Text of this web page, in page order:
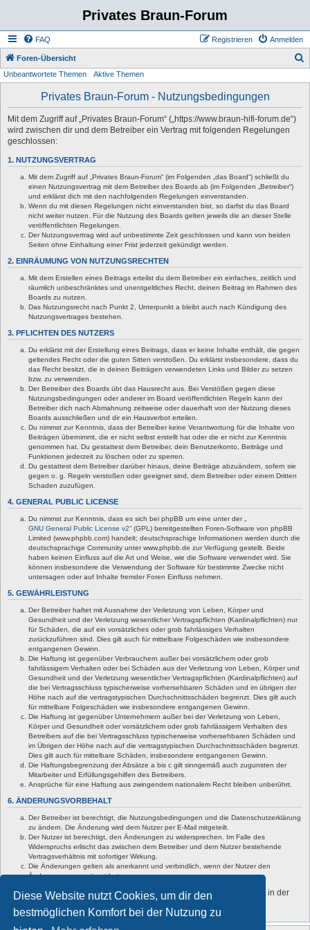
Diese Website nutzt Cookies, um dir den
bestmöglichen Komfort bei der Nutzung zu
Privates Braun-Forum
FAQ Anmelden
Registrieren
Foren-Übersicht
Unbeantwortete Themen Aktive Themen
Privates Braun-Forum - Nutzungsbedingungen
Mit dem Zugriff auf „Privates Braun-Forum“ („https://www.braun-hifi-forum.de“)
wird zwischen dir und dem Betreiber ein Vertrag mit folgenden Regelungen
geschlossen:
1. NUTZUNGSVERTRAG
Mit dem Zugriff auf „Privates Braun-Forum“ (im Folgenden „das Board“) schließt du
einen Nutzungsvertrag mit dem Betreiber des Boards ab (im Folgenden „Betreiber“)
und erklärst dich mit den nachfolgenden Regelungen einverstanden.
Wenn du mit diesen Regelungen nicht einverstanden bist, so darfst du das Board
nicht weiter nutzen. Für die Nutzung des Boards gelten jeweils die an dieser Stelle
veröffentlichten Regelungen.
Der Nutzungsvertrag wird auf unbestimmte Zeit geschlossen und kann von beiden
Seiten ohne Einhaltung einer Frist jederzeit gekündigt werden.
2. EINRÄUMUNG VON NUTZUNGSRECHTEN
Mit dem Erstellen eines Beitrags erteilst du dem Betreiber ein einfaches, zeitlich und
räumlich unbeschränktes und unentgeltliches Recht, deinen Beitrag im Rahmen des
Boards zu nutzen.
Das Nutzungsrecht nach Punkt 2, Unterpunkt a bleibt auch nach Kündigung des
Nutzungsvertrages bestehen.
3. PFLICHTEN DES NUTZERS
Du erklärst mit der Erstellung eines Beitrags, dass er keine Inhalte enthält, die gegen
geltendes Recht oder die guten Sitten verstoßen. Du erklärst insbesondere, dass du
das Recht besitzt, die in deinen Beiträgen verwendeten Links und Bilder zu setzen
bzw. zu verwenden.
Der Betreiber des Boards übt das Hausrecht aus. Bei Verstößen gegen diese
Nutzungsbedingungen oder anderer im Board veröffentlichten Regeln kann der
Betreiber dich nach Abmahnung zeitweise oder dauerhaft von der Nutzung dieses
Boards ausschließen und dir ein Hausverbot erteilen.
Du nimmst zur Kenntnis, dass der Betreiber keine Verantwortung für die Inhalte von
Beiträgen übernimmt, die er nicht selbst erstellt hat oder die er nicht zur Kenntnis
genommen hat. Du gestattest dem Betreiber, dein Benutzerkonto, Beiträge und
Funktionen jederzeit zu löschen oder zu sperren.
Du gestattest dem Betreiber darüber hinaus, deine Beiträge abzuändern, sofern sie
gegen o. g. Regeln verstoßen oder geeignet sind, dem Betreiber oder einem Dritten
Schaden zuzufügen.
4. GENERAL PUBLIC LICENSE
Du nimmst zur Kenntnis, dass es sich bei phpBB um eine unter der „
GNU General Public License v2“ (GPL) bereitgestellten Foren-Software von phpBB
Limited (www.phpbb.com) handelt; deutschsprachige Informationen werden durch die
deutschsprachige Community unter www.phpbb.de zur Verfügung gestellt. Beide
haben keinen Einfluss auf die Art und Weise, wie die Software verwendet wird. Sie
können insbesondere die Verwendung der Software für bestimmte Zwecke nicht
untersagen oder auf Inhalte fremder Foren Einfluss nehmen.
5. GEWÄHRLEISTUNG
Der Betreiber haftet mit Ausnahme der Verletzung von Leben, Körper und
Gesundheit und der Verletzung wesentlicher Vertragspflichten (Kardinalpflichten) nur
für Schäden, die auf ein vorsätzliches oder grob fahrlässiges Verhalten
zurückzuführen sind. Dies gilt auch für mittelbare Folgeschäden wie insbesondere
entgangenen Gewinn.
Die Haftung ist gegenüber Verbrauchern außer bei vorsätzlichem oder grob
fahrlässigem Verhalten oder bei Schäden aus der Verletzung von Leben, Körper und
Gesundheit und der Verletzung wesentlicher Vertragspflichten (Kardinalpflichten) auf
die bei Vertragsschluss typischerweise vorhersehbaren Schäden und im übrigen der
Höhe nach auf die vertragstypischen Durchschnittsschäden begrenzt. Dies gilt auch
für mittelbare Folgeschäden wie insbesondere entgangenen Gewinn.
Die Haftung ist gegenüber Unternehmern außer bei der Verletzung von Leben,
Körper und Gesundheit oder vorsätzlichem oder grob fahrlässigem Verhalten des
Betreibers auf die bei Vertragsschluss typischerweise vorhersehbaren Schäden und
im Übrigen der Höhe nach auf die vertragstypischen Durchschnittsschäden begrenzt.
Dies gilt auch für mittelbare Schäden, insbesondere entgangenen Gewinn.
Die Haftungsbegrenzung der Absätze a bis c gilt sinngemäß auch zugunsten der
Mitarbeiter und Erfüllungsgehilfen des Betreibers.
Ansprüche für eine Haftung aus zwingendem nationalem Recht bleiben unberührt.
6. ÄNDERUNGSVORBEHALT
Der Betreiber ist berechtigt, die Nutzungsbedingungen und die Datenschutzerklärung
zu ändern. Die Änderung wird dem Nutzer per E-Mail mitgeteilt.
Der Nutzer ist berechtigt, den Änderungen zu widersprechen. Im Falle des
Widerspruchs erlischt das zwischen dem Betreiber und dem Nutzer bestehende
Vertragsverhältnis mit sofortiger Wirkung.
Die Änderungen gelten als anerkannt und verbindlich, wenn der Nutzer den
Änderungen zugestimmt hat.
Informationen über den Umgang mit deinen persönlichen Daten sind in der